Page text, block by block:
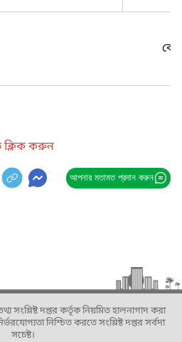
ক্লিক করুন
আপনার মতামত প্রদান করুন
দপ্তর কর্তৃক নিয়মিত হালনাগাদ করা
নিশ্চিত করতে সংশ্লিষ্ট দপ্তর সর্বদা
সচেষ্ট।